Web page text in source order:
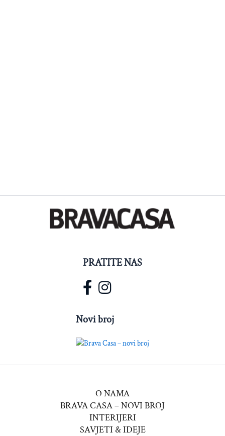
PRATITE NAS
Novi broj
O NAMA
BRAVA CASA – NOVI BROJ
INTERIJERI
SAVJETI & IDEJE